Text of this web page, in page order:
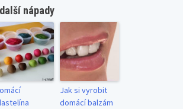
nápady
Jak si vyrobit
domácí balzám